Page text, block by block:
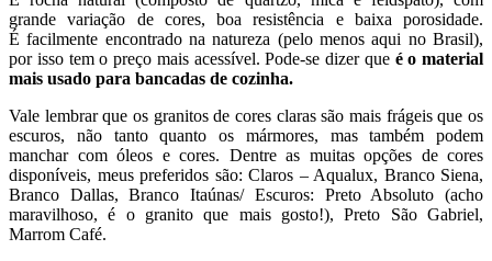
grande variação de cores, boa resistência e baixa porosidade.
É facilmente encontrado na natureza (pelo menos aqui no Brasil),
por isso tem o preço mais acessível. Pode-se dizer que é o material
mais usado para bancadas de cozinha.
Vale lembrar que os granitos de cores claras são mais frágeis que os
escuros, não tanto quanto os mármores, mas também podem
manchar com óleos e cores. Dentre as muitas opções de cores
disponíveis, meus preferidos são: Claros – Aqualux, Branco Siena,
Branco Dallas, Branco Itaúnas/ Escuros: Preto Absoluto (acho
maravilhoso, é o granito que mais gosto!), Preto São Gabriel,
Marrom Café.